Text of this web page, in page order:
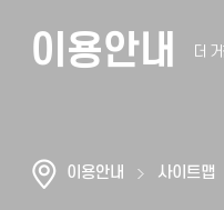
이용안내
이용안내 사이트맵